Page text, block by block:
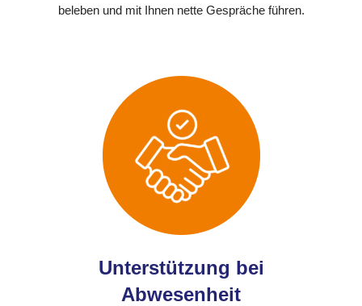
beleben und mit Ihnen nette Gespräche führen.
Unterstützung bei
Abwesenheit